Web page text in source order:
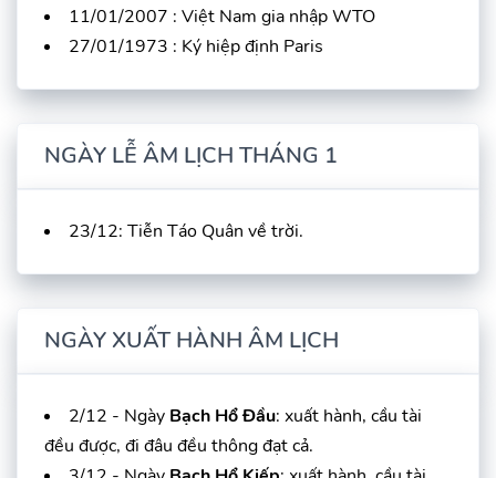
11/01/2007 : Việt Nam gia nhập WTO
27/01/1973 : Ký hiệp định Paris
NGÀY LỄ ÂM LỊCH THÁNG 1
23/12: Tiễn Táo Quân về trời.
NGÀY XUẤT HÀNH ÂM LỊCH
2/12 - Ngày Bạch Hổ Đầu: xuất hành, cầu tài
đều được, đi đâu đều thông đạt cả.